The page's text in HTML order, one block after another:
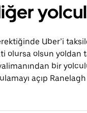
Uber’i
olsun yoldan
bir
açıp